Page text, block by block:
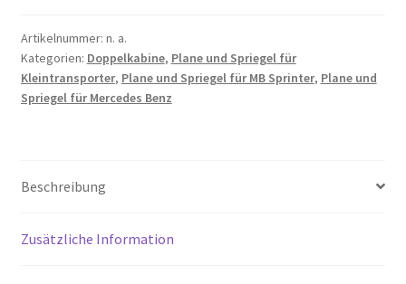
MB
Sprinter
lang
DK
5,5t
Radstand
Artikelnummer: n. a.
Kategorien: Doppelkabine, Plane und Spriegel für
Kleintransporter, Plane und Spriegel für MB Sprinter, Plane und
Spriegel für Mercedes Benz
Beschreibung
Zusätzliche Information